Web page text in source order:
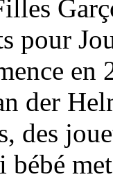
pour
en
der
des
bébé